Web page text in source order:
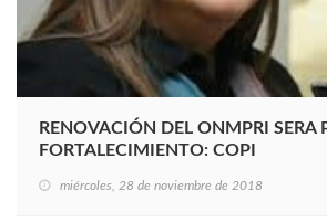
RENOVACIÓN DEL ONMPRI SERA
FORTALECIMIENTO: COPI
miércoles, 28 de noviembre de 2018